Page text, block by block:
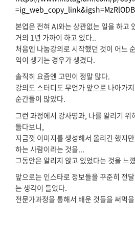
본업은 전혀 AI와는 상관없는 일을 하고
거의 1년 가까이 하고 있다..
처음엔 나눔강의로 시작했던 것이 어느
익이 생기는 경우가 생겼다.
솔직히 요즘엔 고민이 정말 많다.
강의도 스터디도 무언가 앞으로 나아가
순간들이 많았다.
그런 과정에서 강사명과, 나를 알리기
들다보니,
지금껏 이미지를 생성해서 올리긴 했지
하는 사람이라는 것을...
그동안은 알리지 않고 있었다는 것을 느
앞으로는 인스타로 정보들을 꾸준히 전
는 생각이 들었다.
전문가과정을 통해서 배운 것들을 써먹